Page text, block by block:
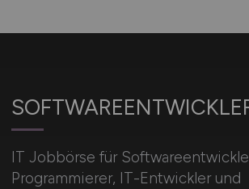
IT Jobbörse für
Programmierer, IT-Entwickler und